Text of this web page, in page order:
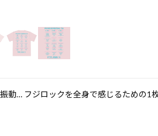
動… フジロックを全身で感じるための1